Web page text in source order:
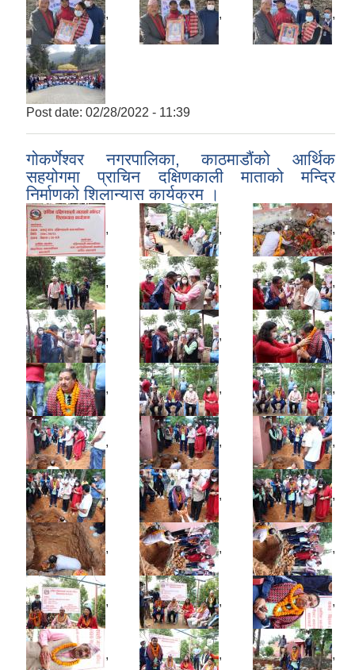
, , ,
Post date: 02/28/2022 - 11:39
गोकर्णेश्वर नगरपालिका, काठमाडौंको आर्थिक
सहयोगमा प्राचिन दक्षिणकाली माताको मन्दिर
निर्माणको शिलान्यास कार्यक्रम ।
, , ,
, , ,
, , ,
, , ,
, , ,
, , ,
, , ,
, , ,
, , ,